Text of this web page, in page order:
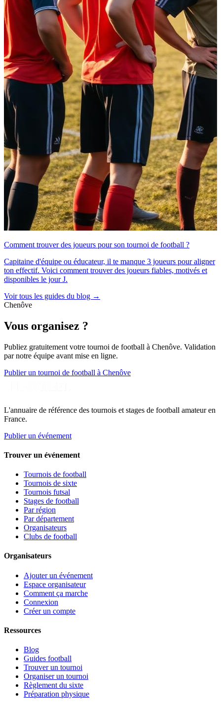
Comment trouver des joueurs pour son tournoi de football ?
Capitaine d'équipe ou éducateur, il te manque 3 joueurs pour aligner
ton effectif. Voici comment trouver des joueurs fiables, motivés et
disponibles le jour J.
Voir tous les guides du blog →
Chenôve
Vous organisez ?
Publiez gratuitement votre tournoi de football à Chenôve. Validation
par notre équipe avant mise en ligne.
Publier un tournoi de football à Chenôve
L'annuaire de référence des tournois et stages de football amateur en
France.
Publier un événement
Trouver un événement
Tournois de football
Tournois de sixte
Tournois futsal
Stages de football
Par région
Par département
Organisateurs
Clubs de football
Organisateurs
Ajouter un événement
Espace organisateur
Comment ça marche
Connexion
Créer un compte
Ressources
Blog
Guides football
Trouver un tournoi
Organiser un tournoi
Règlement du sixte
Préparation physique